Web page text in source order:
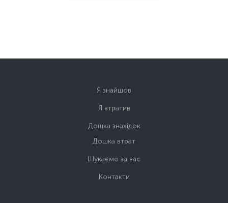
Я знайшов
Я втратив
Дошка знахідок
Дошка втрат
Шукаємо за вас
Контакти